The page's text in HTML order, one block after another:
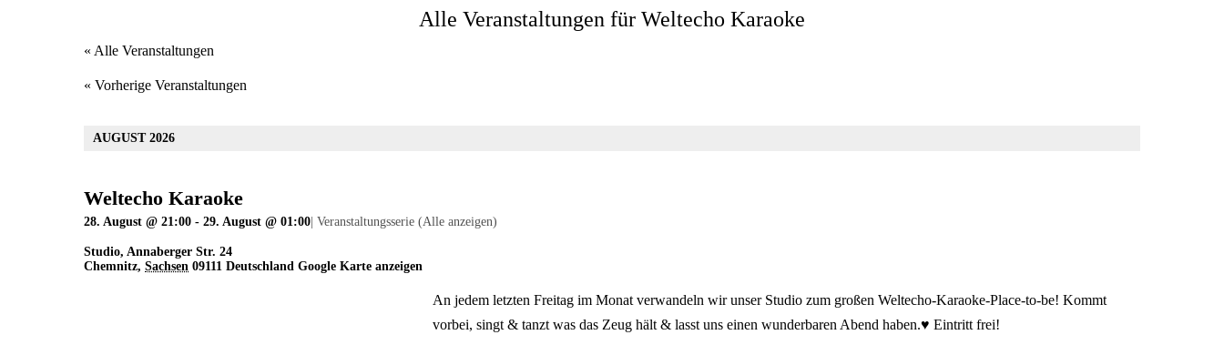
Alle Veranstaltungen für Weltecho Karaoke
« Alle Veranstaltungen
« Vorherige Veranstaltungen
AUGUST 2026
Weltecho Karaoke
28. August @ 21:00 - 29. August @ 01:00 Veranstaltungsserie (Alle anzeigen)
Studio, Annaberger Str. 24
Chemnitz, Sachsen 09111 Deutschland Google Karte anzeigen
An jedem letzten Freitag im Monat verwandeln wir unser Studio zum großen Weltecho-Karaoke-Place-to-be! Kommt
vorbei, singt & tanzt was das Zeug hält & lasst uns einen wunderbaren Abend haben.♥ Eintritt frei!